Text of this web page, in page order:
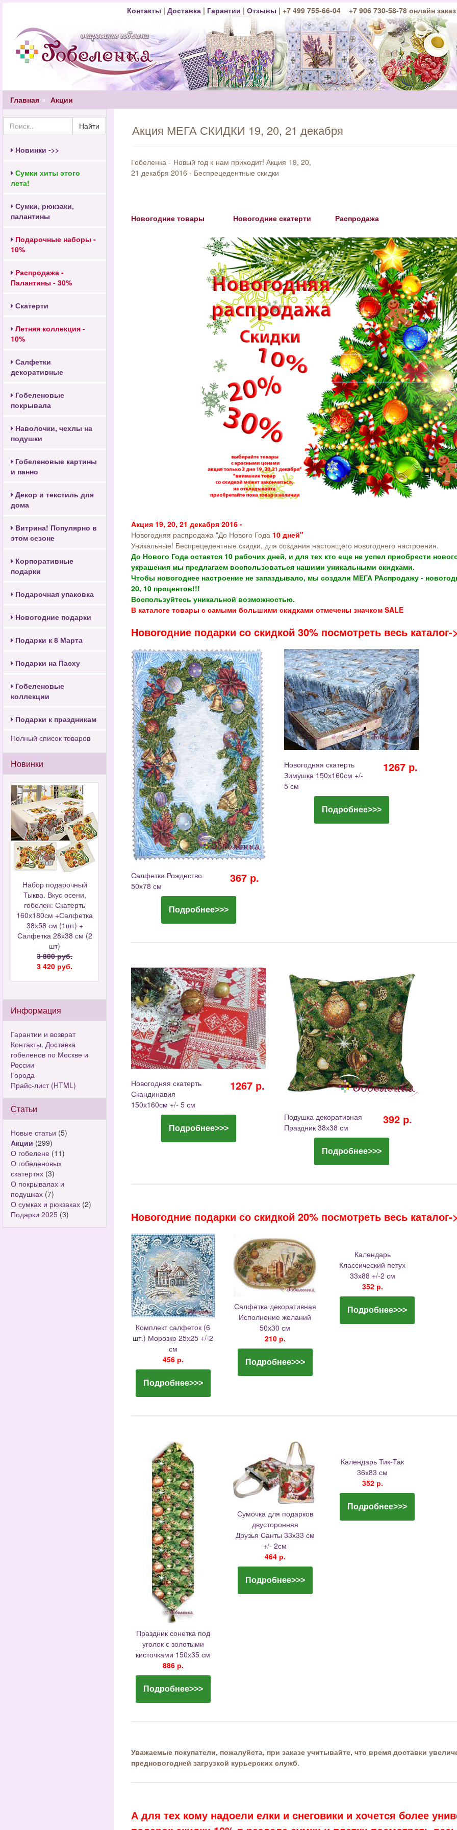
Контакты | Доставка| Гарантии | Отзывы | +7 499 755-66-04 +7 906 730-58-78 онлайн
Главная Акции
Найти
Новинки ->>
Сумки хиты этого
лета!
Сумки, рюкзаки,
палантины
Подарочные наборы -
10%
Распродажа -
Палантины - 30%
Скатерти
Летняя коллекция -
10%
Салфетки
декоративные
Гобеленовые
покрывала
Наволочки, чехлы на
подушки
Гобеленовые картины
и панно
Декор и текстиль для
дома
Витрина! Популярно в
этом сезоне
Корпоративные
подарки
Подарочная упаковка
Новогодние подарки
Подарки к 8 Марта
Подарки на Пасху
Гобеленовые
коллекции
Подарки к праздникам
Полный список товаров
Новинки
Набор подарочный
Тыква. Вкус осени,
гобелен: Скатерть
160х180см +Салфетка
38х58 см (1шт) +
Салфетка 28х38 см (2
шт)
3 800 руб.
3 420 руб.
Информация
Гарантии и возврат
Контакты. Доставка
гобеленов по Москве и
России
Города
Прайс-лист (HTML)
Статьи
Новые статьи (5)
Акции (299)
О гобелене (11)
О гобеленовых
скатертях (3)
О покрывалах и
подушках (7)
О сумках и рюкзаках (2)
Подарки 2025 (3)
Акция МЕГА СКИДКИ 19, 20, 21 декабря
Гобеленка - Новый год к нам приходит! Акция 19, 20,
21 декабря 2016 - Беспрецедентные скидки
Новогодние товары Новогодние скатерти Распродажа
Акция 19, 20, 21 декабря 2016 -
Новогодняя распродажа "До Нового Года 10 дней"
Уникальные! Беспрецедентные скидки, для создания настоящего новогоднего настроения.
До Нового Года остается 10 рабочих дней, и для тех кто еще не успел приобрести
украшения мы предлагаем воспользоваться нашими уникальными скидками.
Чтобы новогоднее настроение не запаздывало, мы создали МЕГА РАспродажу -
20, 10 процентов!!!
Воспользуйтесь уникальной возможностью.
В каталоге товары с самыми большими скидками отмечены значком SALE
Новогодние подарки со скидкой 30% посмотреть весь каталог-
Салфетка Рождество
50х78 см
367 р.
Подробнее>>>
Новогодняя скатерть
Зимушка 150х160см +/-
5 см
1267 р.
Подробнее>>>
Новогодняя скатерть
Скандинавия
150х160см +/- 5 см
1267 р.
Подробнее>>>
Подушка декоративная
Праздник 38х38 см
392 р.
Подробнее>>>
Новогодние подарки со скидкой 20% посмотреть весь каталог-
Комплект салфеток (6
шт.) Морозко 25х25 +/-2
см
456 р.
Подробнее>>>
Салфетка декоративная
Исполнение желаний
50х30 см
210 р.
Подробнее>>>
Календарь
Классический петух
33х88 +/-2 см
352 р.
Подробнее>>>
Праздник сонетка под
уголок с золотыми
кисточками 150х35 см
886 р.
Подробнее>>>
Сумочка для подарков
двусторонняя
Друзья Санты 33х33 см
+/- 2см
464 р.
Подробнее>>>
Календарь Тик-Так
36х83 см
352 р.
Подробнее>>>
Уважаемые покупатели, пожалуйста, при заказе учитывайте, что время доставки
предновогодней загрузкой курьерских служб.
А для тех кому надоели елки и снеговики и хочется более